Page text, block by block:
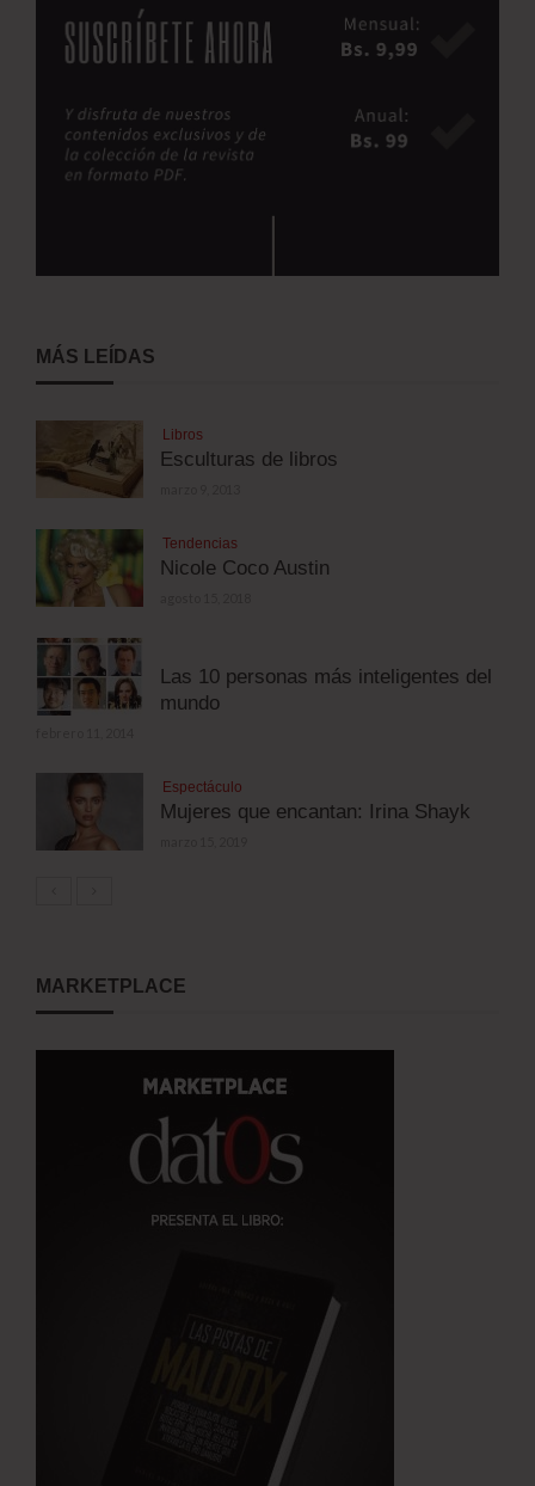
MÁS LEÍDAS
Libros
Esculturas de libros
Tendencias
Nicole Coco Austin
Las 10 personas más inteligentes del
mundo
Espectáculo
Mujeres que encantan: Irina Shayk
MARKETPLACE